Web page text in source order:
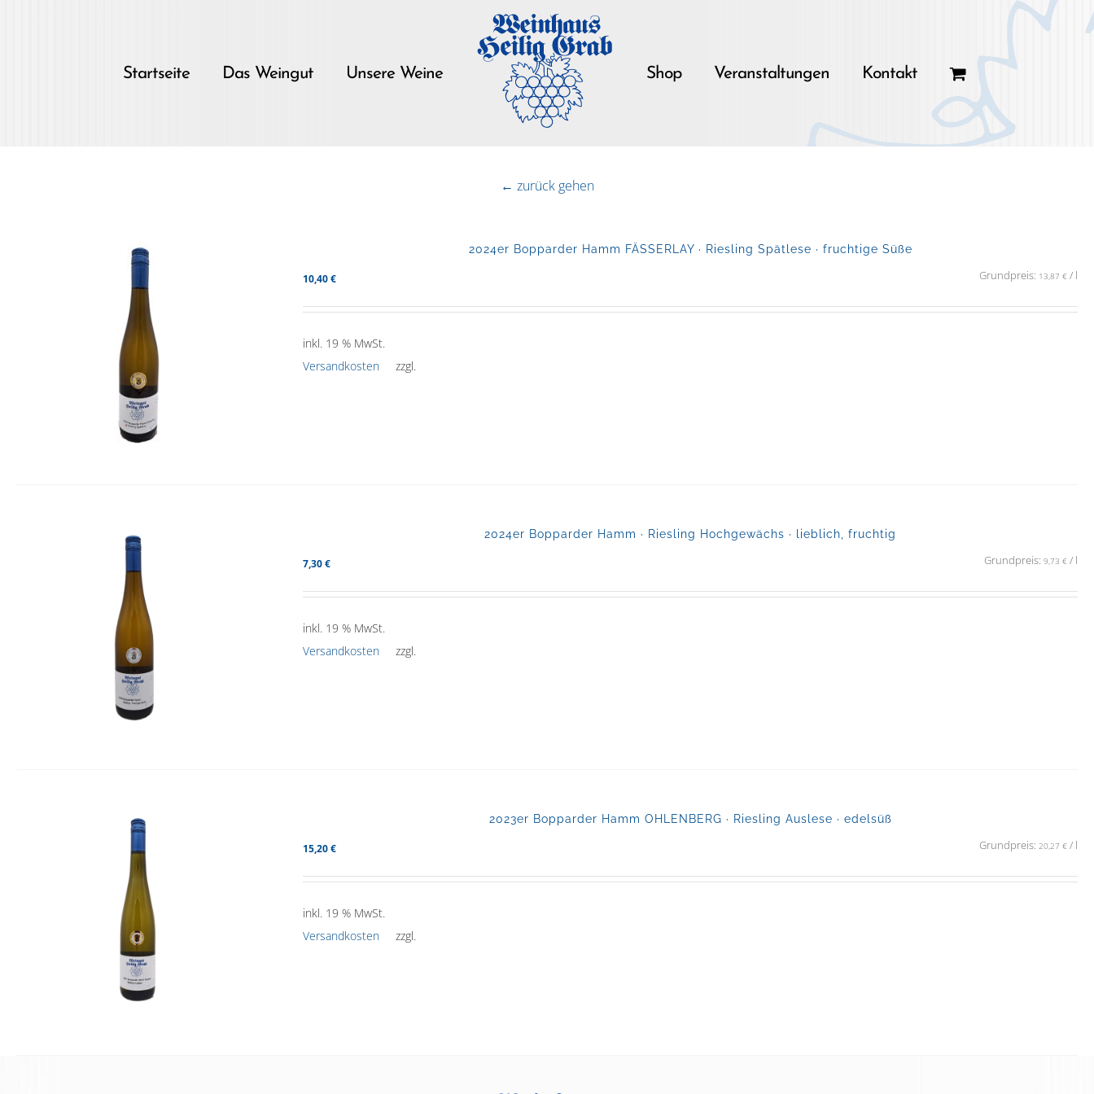
Startseite Das Weingut Unsere Weine Shop Veranstaltungen Kontakt
← zurück gehen
2024er Bopparder Hamm FÄSSERLAY · Riesling Spätlese · fruchtige Süße
10,40€ Grundpreis: 13,87 €/ l
inkl. 19 % MwSt.
zzgl.
Versandkosten
2024er Bopparder Hamm · Riesling Hochgewächs · lieblich, fruchtig
7,30€ Grundpreis: 9,73 €/ l
inkl. 19 % MwSt.
zzgl.
Versandkosten
2023er Bopparder Hamm OHLENBERG · Riesling Auslese · edelsüß
15,20€ Grundpreis: 20,27 €/ l
inkl. 19 % MwSt.
zzgl.
Versandkosten